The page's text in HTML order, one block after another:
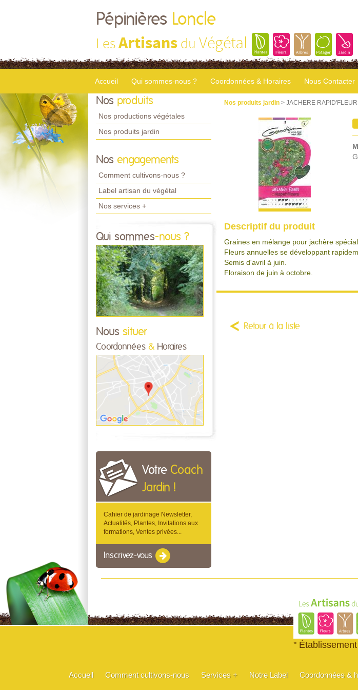
Pépinières Loncle
LesArtisans du Végétal
Accueil Qui sommes-nous ? Coordonnées & Horaires Nous Contacter
Nos produits
Nos productions végétales
Nos produits jardin
Nos engagements
Comment cultivons-nous ?
Label artisan du végétal
Nos services +
Qui sommes-nous ?
Nous situer
Coordonnées & Horaires
Votre Coach
Jardin !
Cahier de jardinage Newsletter,
Actualités, Plantes, Invitations aux
formations, Ventes privées...
Inscrivez-vous
Nos produits jardin > JACHERE RAPID'FLEUR
Descriptif du produit
Graines en mélange pour jachère
Fleurs annuelles se développant
Semis d'avril à juin.
Floraison de juin à octobre.
Retour à la liste
"
Accueil Comment cultivons-nous Services + Notre Label Coordonnées &